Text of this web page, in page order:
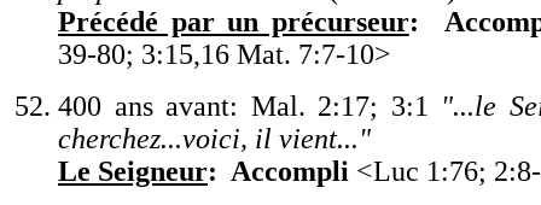
Précédé par un précurseur:
39-80; 3:15,16 Mat. 7:7-10>
400 ans avant: Mal. 2:17; 3:1
"...le
cherchez...voici, il vient..."
Le Seigneur: Accompli <Luc 1:76;